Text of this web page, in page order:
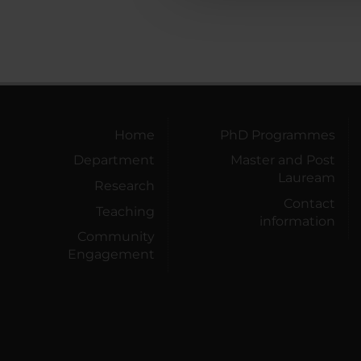
Home
Department
Research
Teaching
Community
Engagement
PhD Programmes
Master and Post
Lauream
Contact
information